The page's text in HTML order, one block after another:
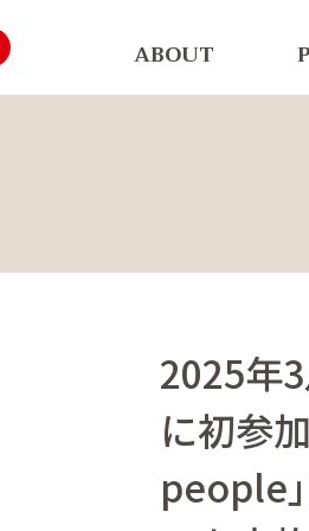
ABOUT
2025年
に初参
people